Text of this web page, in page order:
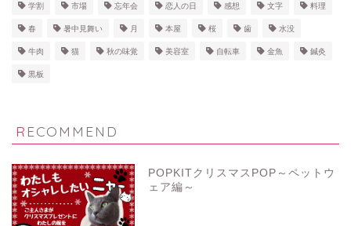
学割 市場 忘年会 恋人の日 感想 文字 料理
春 暑中見舞い 月 本屋 桜 歯 水没
牛肉 猫 秋の味覚 美容室 自転車 金魚 鍼灸
黒板
RECOMMEND
POPKITクリスマスPOP～ペットウ
ェア編～